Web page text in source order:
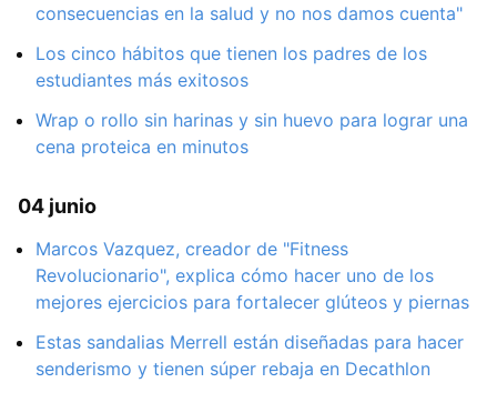
consecuencias en la salud y no nos damos cuenta"
Los cinco hábitos que tienen los padres de los
estudiantes más exitosos
Wrap o rollo sin harinas y sin huevo para lograr una
cena proteica en minutos
04 junio
Marcos Vazquez, creador de "Fitness
Revolucionario", explica cómo hacer uno de los
mejores ejercicios para fortalecer glúteos y piernas
Estas sandalias Merrell están diseñadas para hacer
senderismo y tienen súper rebaja en Decathlon